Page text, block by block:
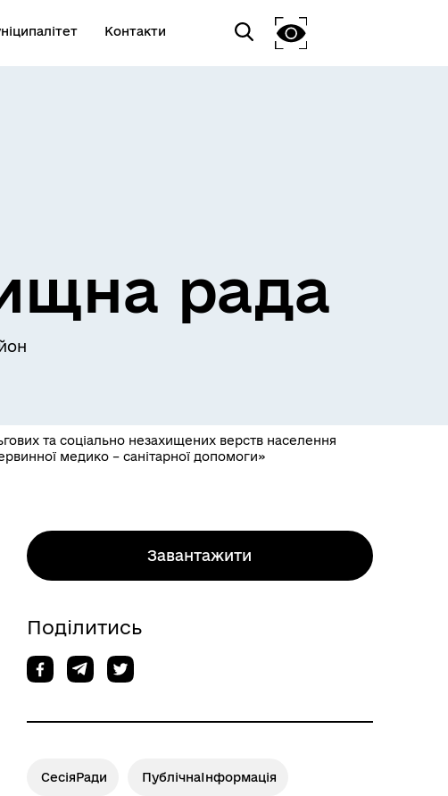
Контакти
рада
та соціально незахищених верств населення
медико – санітарної допомоги»
Завантажити
Поділитись
СесіяРади ПублічнаІнформація